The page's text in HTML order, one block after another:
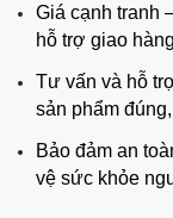
Giá cạnh tranh
hỗ trợ giao
Tư vấn và hỗ
sản phẩm
Bảo đảm an
vệ sức khỏe